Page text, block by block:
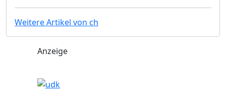
Weitere Artikel von ch
Anzeige